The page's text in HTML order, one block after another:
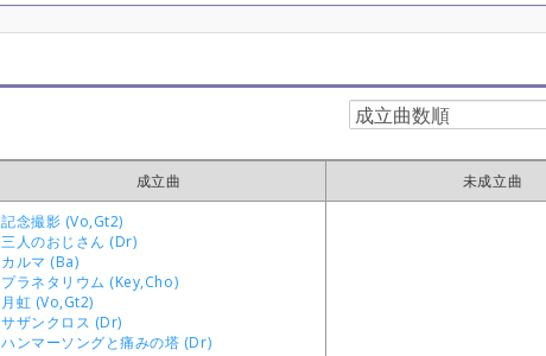
成立曲
未成立曲
記念撮影 (Vo,Gt2)
三人のおじさん (Dr)
カルマ (Ba)
プラネタリウム (Key,Cho)
月虹 (Vo,Gt2)
サザンクロス (Dr)
ハンマーソングと痛みの塔 (Dr)